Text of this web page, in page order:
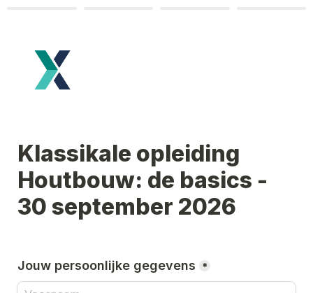
Klassikale opleiding
Houtbouw: de basics -
30 september 2026
Jouw persoonlijke gegevens *